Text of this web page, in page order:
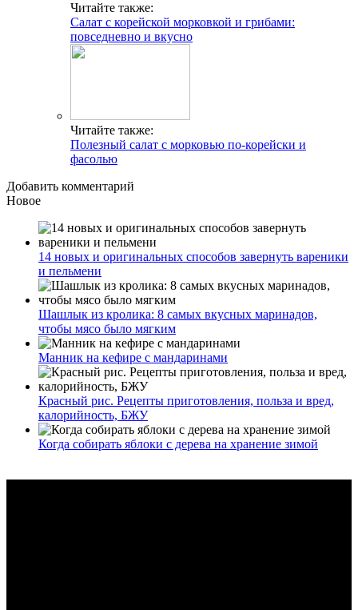
Читайте также:
Салат с корейской морковкой и грибами:
повседневно и вкусно
Читайте также:
Полезный салат с морковью по-корейски и
фасолью
Добавить комментарий
Новое
14 новых и оригинальных способов завернуть вареники
и пельмени
Шашлык из кролика: 8 самых вкусных маринадов,
чтобы мясо было мягким
Манник на кефире с мандаринами
Красный рис. Рецепты приготовления, польза и вред,
калорийность, БЖУ
Когда собирать яблоки с дерева на хранение зимой